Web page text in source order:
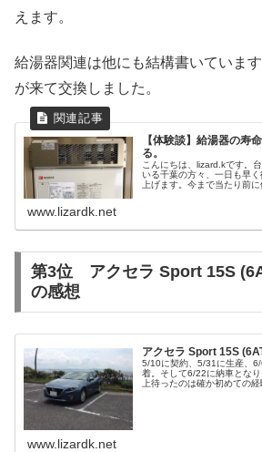
えます。
給湯器関連は他にも結構書いていま
が来て交換しました。
【体験談】給湯器の寿
る。
こんにちは、lizard.kです。
いる千葉の方々、一日も早く
上げます。今まで当たり前
www.lizardk.net
第3位 アクセラ Sport 15S
の感想
アクセラ Sport 15S
5/10に契約、5/31に生産、
着。そして6/22に納車とな
上待ったのは確か初めての
www.lizardk.net